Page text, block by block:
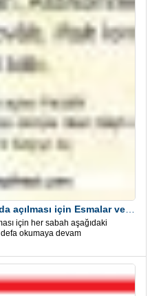
için her sabah aşağıdaki
okumaya devam